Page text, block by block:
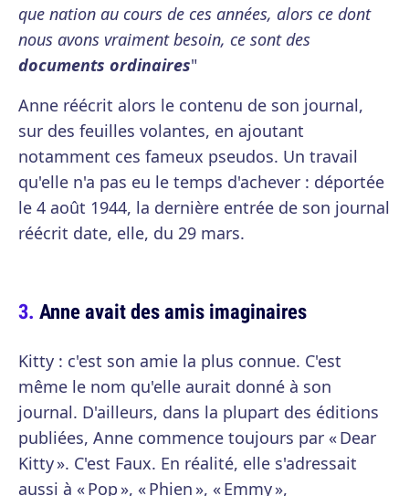
que nation au cours de ces années, alors ce dont
nous avons vraiment besoin, ce sont des
documents ordinaires"
Anne réécrit alors le contenu de son journal,
sur des feuilles volantes, en ajoutant
notamment ces fameux pseudos. Un travail
qu'elle n'a pas eu le temps d'achever : déportée
le 4 août 1944, la dernière entrée de son journal
réécrit date, elle, du 29 mars.
Anne avait des amis imaginaires
Kitty : c'est son amie la plus connue. C'est
même le nom qu'elle aurait donné à son
journal. D'ailleurs, dans la plupart des éditions
publiées, Anne commence toujours par « Dear
Kitty ». C'est Faux. En réalité, elle s'adressait
aussi à « Pop », « Phien », « Emmy »,